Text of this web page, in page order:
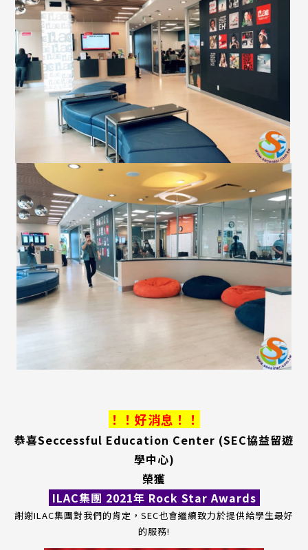
！！好消息！！
恭喜Seccessful Education Center (SEC協益留遊
學中心)
榮獲
ILAC集團 2021年 Rock Star Awards
謝謝ILAC集團對我們的肯定，SEC也會繼續致力於提供給學生最好
的服務!